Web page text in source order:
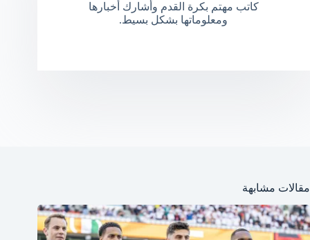
كاتب مهتم بكرة القدم وأشارك أخبارها
ومعلوماتها بشكل بسيط.
مقالات مشابهة